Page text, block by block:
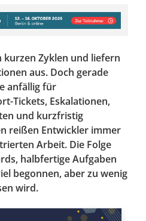
kurzen Zyklen und liefern
aus. Doch gerade
anfällig für
Tickets, Eskalationen,
und kurzfristig
reißen Entwickler immer
Arbeit. Die Folge
halbfertige Aufgaben
begonnen, aber zu wenig
wird.